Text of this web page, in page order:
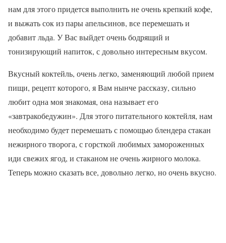
нам для этого придется выполнить не очень крепкий кофе,
и выжать сок из пары апельсинов, все перемешать и
добавит льда. У Вас выйдет очень бодрящий и
тонизирующий напиток, с довольно интересным вкусом.
Вкусный коктейль, очень легко, заменяющий любой прием
пищи, рецепт которого, я Вам нынче рассказу, сильно
любит одна моя знакомая, она называет его
«завтракобедужин». Для этого питательного коктейля, нам
необходимо будет перемешать с помощью блендера стакан
нежирного творога, с горсткой любимых замороженных
иди свежих ягод, и стаканом не очень жирного молока.
Теперь можно сказать все, довольно легко, но очень вкусно.